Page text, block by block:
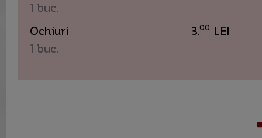
1 buc.
Ochiuri
1 buc.
3.00 LEI